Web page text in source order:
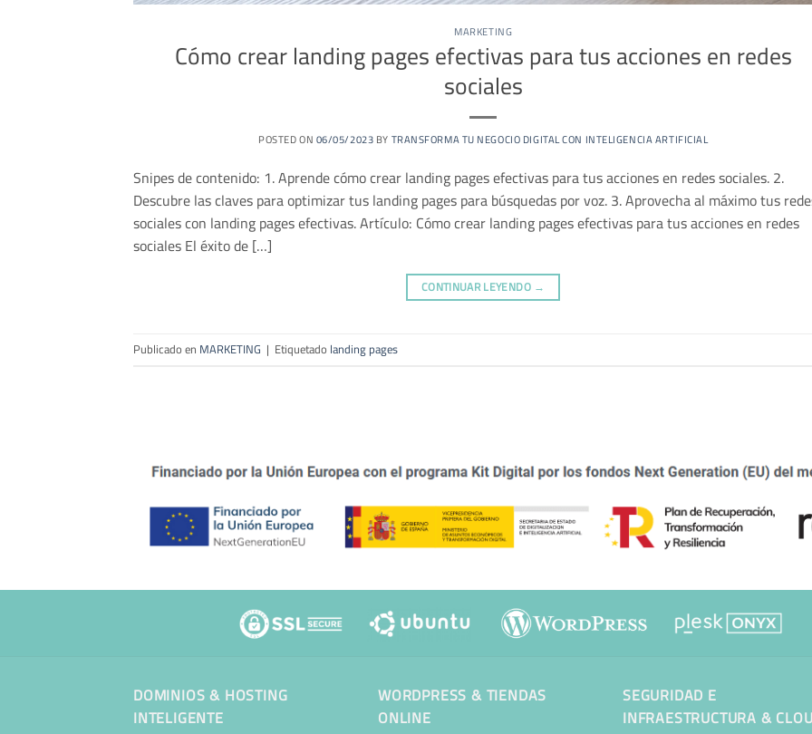
MARKETING
Cómo crear landing pages efectivas para tus acciones en redes
sociales
POSTED ON06/05/2023BYTRANSFORMA TU NEGOCIO DIGITAL CON INTELIGENCIA ARTIFICIAL
Snipes de contenido: 1. Aprende cómo crear landing pages efectivas para tus acciones en redes sociales. 2.
Descubre las claves para optimizar tus landing pages para búsquedas por voz. 3. Aprovecha al máximo tus
sociales con landing pages efectivas. Artículo: Cómo crear landing pages efectivas para tus acciones en redes
sociales El éxito de […]
CONTINUAR LEYENDO →
Publicado en MARKETING | Etiquetado landing pages
DOMINIOS & HOSTING
INTELIGENTE
WORDPRESS & TIENDAS
ONLINE
SEGURIDAD E
INFRAESTRUCTURA &